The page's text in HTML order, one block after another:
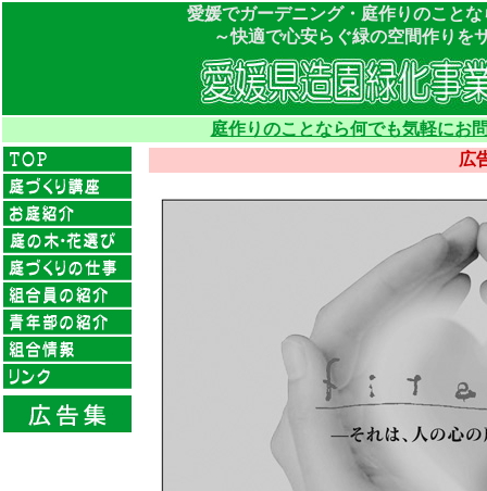
愛媛でガーデニング・庭作りのこと
～快適で心安らぐ緑の空間作りを
庭作りのことなら何でも気軽にお
広